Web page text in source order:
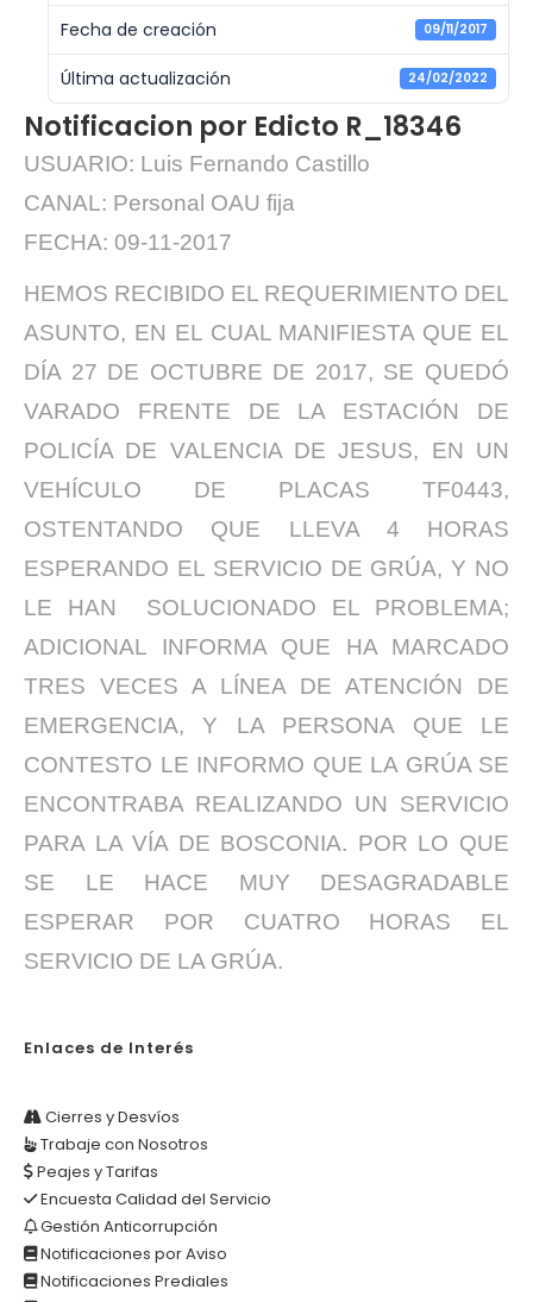
Fecha de creación 09/11/2017
Última actualización 24/02/2022
Notificacion por Edicto R_18346
USUARIO: Luis Fernando Castillo
CANAL: Personal OAU fija
FECHA: 09-11-2017
HEMOS RECIBIDO EL REQUERIMIENTO DEL
ASUNTO, EN EL CUAL MANIFIESTA QUE EL
DÍA 27 DE OCTUBRE DE 2017, SE QUEDÓ
VARADO FRENTE DE LA ESTACIÓN DE
POLICÍA DE VALENCIA DE JESUS, EN UN
VEHÍCULO DE PLACAS TF0443,
OSTENTANDO QUE LLEVA 4 HORAS
ESPERANDO EL SERVICIO DE GRÚA, Y NO
LE HAN SOLUCIONADO EL PROBLEMA;
ADICIONAL INFORMA QUE HA MARCADO
TRES VECES A LÍNEA DE ATENCIÓN DE
EMERGENCIA, Y LA PERSONA QUE LE
CONTESTO LE INFORMO QUE LA GRÚA SE
ENCONTRABA REALIZANDO UN SERVICIO
PARA LA VÍA DE BOSCONIA. POR LO QUE
SE LE HACE MUY DESAGRADABLE
ESPERAR POR CUATRO HORAS EL
SERVICIO DE LA GRÚA.
Enlaces de Interés
Cierres y Desvíos
Trabaje con Nosotros
Peajes y Tarifas
Encuesta Calidad del Servicio
Gestión Anticorrupción
Notificaciones por Aviso
Notificaciones Prediales